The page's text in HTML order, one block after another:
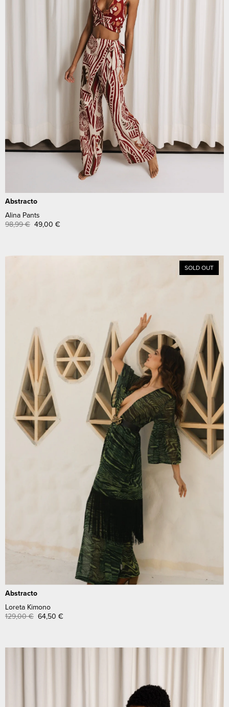
Abstracto
Alina Pants
98,99€ 49,00 €
Abstracto
Loreta Kimono
129,00€ 64,50 €
SOLD OUT